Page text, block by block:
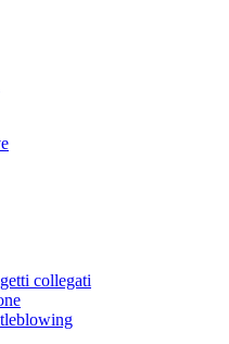
collegati